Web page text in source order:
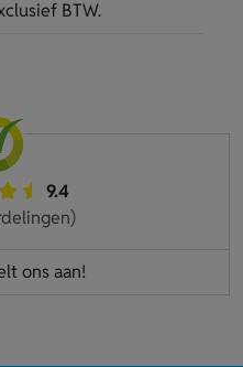
BTW.
9.4
ons aan!